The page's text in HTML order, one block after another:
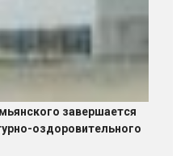
завершается
оздоровительного